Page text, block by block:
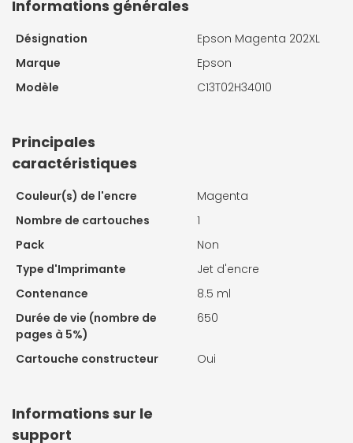
Informations générales
Désignation
Epson Magenta 202XL
Marque
Epson
Modèle
C13T02H34010
Principales
caractéristiques
Couleur(s) de l'encre
Magenta
Nombre de cartouches
1
Pack
Non
Type d'Imprimante
Jet d'encre
Contenance
8.5 ml
Durée de vie (nombre de
pages à 5%)
650
Cartouche constructeur Oui
Informations sur le
support